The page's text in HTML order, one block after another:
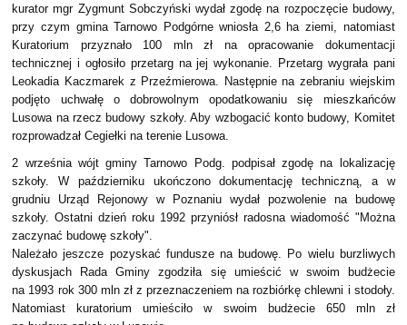
kurator mgr Zygmunt Sobczyński wydał zgodę na rozpoczęcie budowy,
przy czym gmina Tarnowo Podgórne wniosła 2,6 ha ziemi, natomiast
Kuratorium przyznało 100 mln zł na opracowanie dokumentacji
technicznej i ogłosiło przetarg na jej wykonanie. Przetarg wygrała pani
Leokadia Kaczmarek z Przeźmierowa. Następnie na zebraniu wiejskim
podjęto uchwałę o dobrowolnym opodatkowaniu się mieszkańców
Lusowa na rzecz budowy szkoły. Aby wzbogacić konto budowy, Komitet
rozprowadzał Cegiełki na terenie Lusowa.
2 września wójt gminy Tarnowo Podg. podpisał zgodę na lokalizację
szkoły. W październiku ukończono dokumentację techniczną, a w
grudniu Urząd Rejonowy w Poznaniu wydał pozwolenie na budowę
szkoły. Ostatni dzień roku 1992 przyniósł radosna wiadomość "Można
zaczynać budowę szkoły".
Należało jeszcze pozyskać fundusze na budowę. Po wielu burzliwych
dyskusjach Rada Gminy zgodziła się umieścić w swoim budżecie
na 1993 rok 300 mln zł z przeznaczeniem na rozbiórkę chlewni i stodoły.
Natomiast kuratorium umieściło w swoim budżecie 650 mln zł